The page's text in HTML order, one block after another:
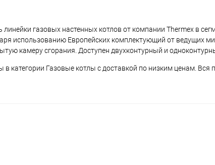
газовых настенных котлов от компании Thermex в
использованию Европейских комплектующий от ведущих
камеру сгорания. Доступен двухконтурный и
категории Газовые котлы с доставкой по низким ценам. Вся